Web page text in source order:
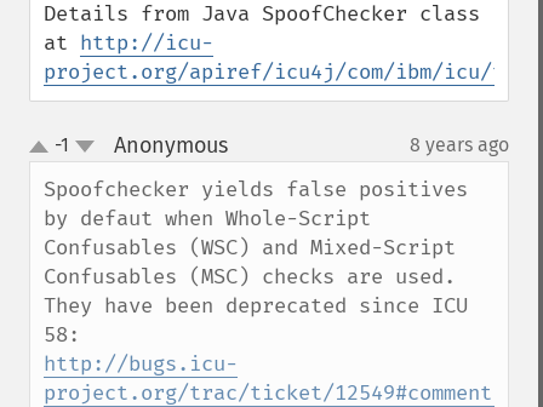
Details from Java SpoofChecker class
at http://icu-
project.org/apiref/icu4j/com/ibm/icu/text/
up
down
-1 Anonymous¶ 8 years ago
Spoofchecker yields false positives
by defaut when Whole-Script
Confusables (WSC) and Mixed-Script
Confusables (MSC) checks are used.
They have been deprecated since ICU
http://bugs.icu-
project.org/trac/ticket/12549#comment:10